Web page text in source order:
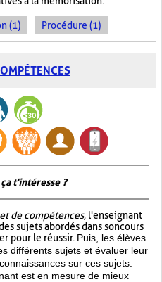
(1) Procédure (1)
t'intéresse ?
de compétences, l'enseignant
sujets abordés dans son cours
pour le réussir. Puis, les élèves
différents sujets et évaluer leur
sur ces sujets.
est en mesure de mieux